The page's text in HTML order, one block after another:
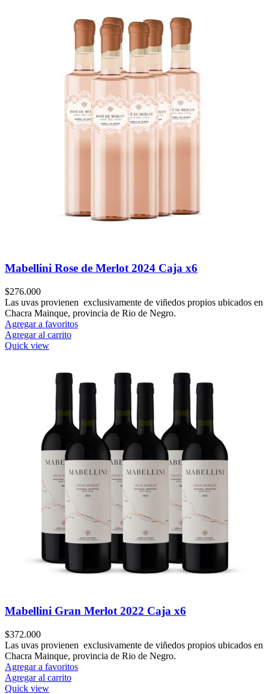
Mabellini Rose de Merlot 2024 Caja x6
$276.000
Las uvas provienen exclusivamente de viñedos propios ubicados en
Chacra Mainque, provincia de Rio de Negro.
Agregar a favoritos
Agregar al carrito
Quick view
Mabellini Gran Merlot 2022 Caja x6
$372.000
Las uvas provienen exclusivamente de viñedos propios ubicados en
Chacra Mainque, provincia de Rio de Negro.
Agregar a favoritos
Agregar al carrito
Quick view